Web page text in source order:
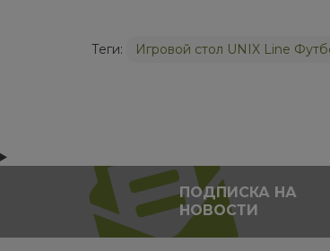
Теги: Игровой стол UNIX Line
ПОДПИСКА НА
НОВОСТИ